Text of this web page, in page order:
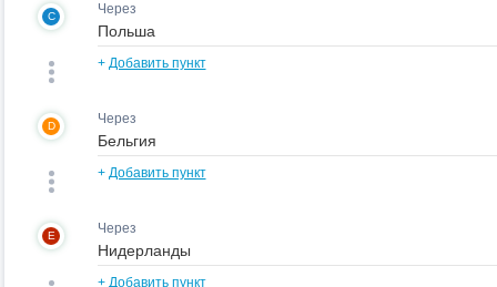
C Через
+ Добавить пункт
D Через
+ Добавить пункт
E Через
+ Добавить пункт